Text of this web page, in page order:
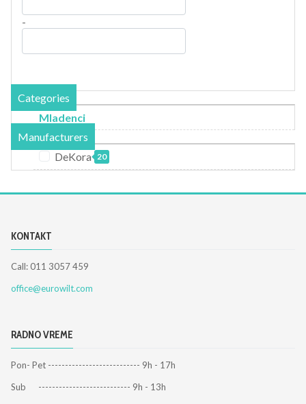
-
Categories
Mladenci
Manufacturers
DeKora 20
KONTAKT
Call: 011 3057 459
office@eurowilt.com
RADNO VREME
Pon- Pet --------------------------- 9h - 17h
Sub --------------------------- 9h - 13h